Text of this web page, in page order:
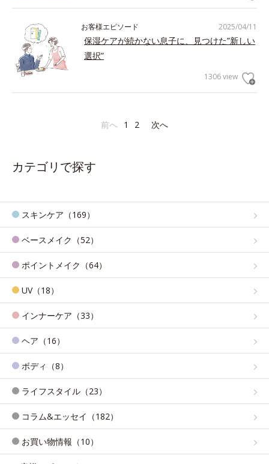
2025/04/11
お客様エピソード
保湿ケアが続かない息子に、見つけた”新しい
選択”
1306 view
前へ 1 2 次へ
カテゴリで探す
スキンケア（169）
ベースメイク（52）
ポイントメイク（64）
UV（18）
インナーケア（33）
ヘア（16）
ボディ（8）
ライフスタイル（23）
コラム&エッセイ（182）
お買い物情報（10）